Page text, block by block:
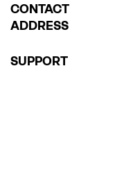
CONTACT
ADDRESS
SUPPORT